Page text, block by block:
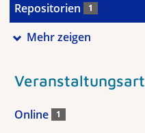
Repositorien 1
Mehr zeigen
Veranstaltungsart
Online 1